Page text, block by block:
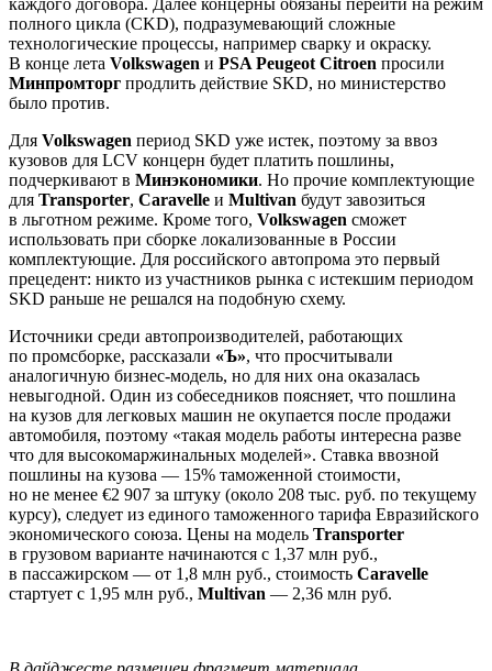
полного цикла (CKD), подразумевающий сложные
технологические процессы, например сварку и окраску.
В конце лета Volkswagen и PSA Peugeot Citroen просили
Минпромторг продлить действие SKD, но министерство
было против.
Для Volkswagen период SKD уже истек, поэтому за ввоз
кузовов для LCV концерн будет платить пошлины,
подчеркивают в Минэкономики. Но прочие комплектующие
для Transporter, Caravelle и Multivan будут завозиться
в льготном режиме. Кроме того, Volkswagen сможет
использовать при сборке локализованные в России
комплектующие. Для российского автопрома это первый
прецедент: никто из участников рынка с истекшим периодом
SKD раньше не решался на подобную схему.
Источники среди автопроизводителей, работающих
по промсборке, рассказали «Ъ», что просчитывали
аналогичную бизнес-модель, но для них она оказалась
невыгодной. Один из собеседников поясняет, что пошлина
на кузов для легковых машин не окупается после продажи
автомобиля, поэтому «такая модель работы интересна разве
что для высокомаржинальных моделей». Ставка ввозной
пошлины на кузова — 15% таможенной стоимости,
но не менее €2 907 за штуку (около 208 тыс. руб. по текущему
курсу), следует из единого таможенного тарифа Евразийского
экономического союза. Цены на модель Transporter
в грузовом варианте начинаются с 1,37 млн руб.,
в пассажирском — от 1,8 млн руб., стоимость Caravelle
стартует с 1,95 млн руб., Multivan — 2,36 млн руб.